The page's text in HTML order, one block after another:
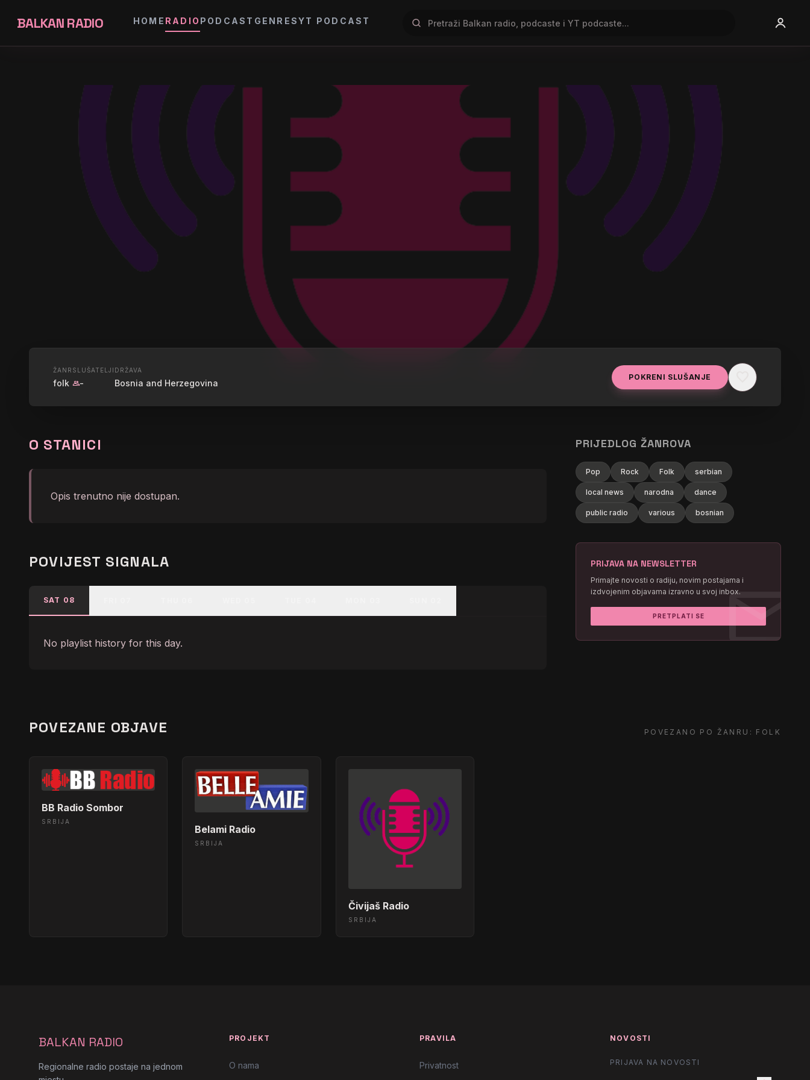
BALKAN RADIO HOME RADIO PODCAST GENRESYT PODCAST
UŽIVO
ŽANR
folk
SLUŠATELJI
group-
DRŽAVA
Bosnia and Herzegovina
POKRENI SLUŠANJE
O STANICI
Opis trenutno nije dostupan.
POVIJEST SIGNALA
SAT 08
No playlist history for this day.
PRIJEDLOG ŽANROVA
Pop Rock Folk serbian
local news narodna dance
public radio various bosnian
mail
PRIJAVA NA NEWSLETTER
Primajte novosti o radiju, novim postajama i
izdvojenim objavama izravno u svoj inbox.
PRETPLATI SE
POVEZANE OBJAVE POVEZANO PO ŽANRU: FOLK
BB Radio Sombor
SRBIJA
Belami Radio
SRBIJA
Čivijaš Radio
SRBIJA
BALKAN RADIO
Regionalne radio postaje na jednom
PROJEKT
O nama
PRAVILA
Privatnost
NOVOSTI
PRIJAVA NA NOVOSTI